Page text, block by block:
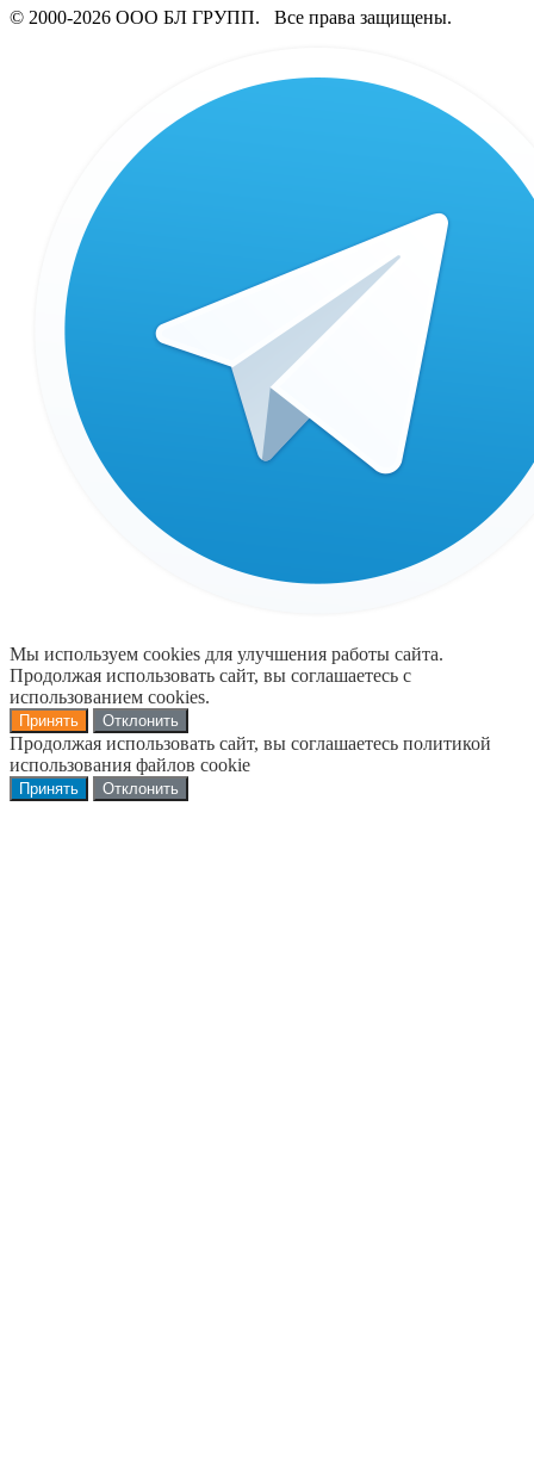
© 2000-2026 ООО БЛ ГРУПП. Все права защищены.
Мы используем cookies для улучшения работы сайта.
Продолжая использовать сайт, вы соглашаетесь с
использованием cookies.
Принять Отклонить
Продолжая использовать сайт, вы соглашаетесь политикой
использования файлов cookie
Принять Отклонить